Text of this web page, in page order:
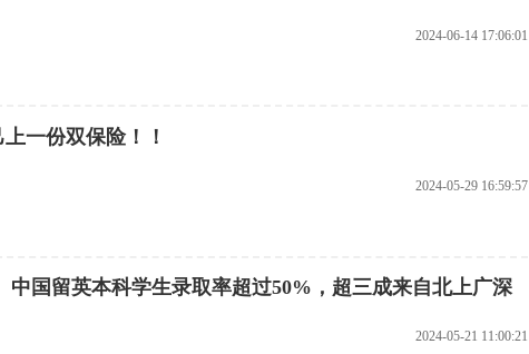
2024-06-14 17:06:01
一份双保险！！
2024-05-29 16:59:57
中国留英本科学生录取率超过50%，超三成来自北上广深
2024-05-21 11:00:21